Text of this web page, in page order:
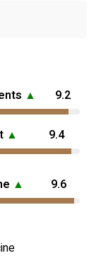
▲ 9.2
▲ 9.4
▲ 9.6